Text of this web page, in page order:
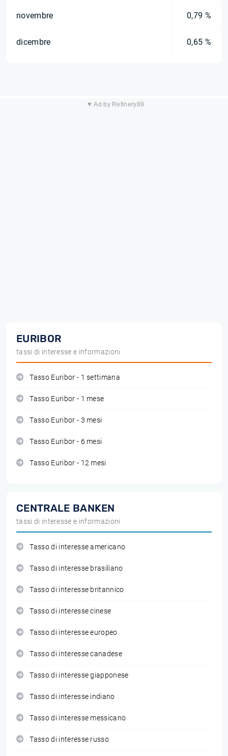
novembre 0,79 %
dicembre 0,65 %
▼ Ad by Refinery89
EURIBOR
tassi di interesse e informazioni
Tasso Euribor - 1 settimana
Tasso Euribor - 1 mese
Tasso Euribor - 3 mesi
Tasso Euribor - 6 mesi
Tasso Euribor - 12 mesi
CENTRALE BANKEN
tassi di interesse e informazioni
Tasso di interesse americano
Tasso di interesse brasiliano
Tasso di interesse britannico
Tasso di interesse cinese
Tasso di interesse europeo
Tasso di interesse canadese
Tasso di interesse giapponese
Tasso di interesse indiano
Tasso di interesse messicano
Tasso di interesse russo